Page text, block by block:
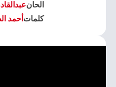
الحان
كلمات أحمد